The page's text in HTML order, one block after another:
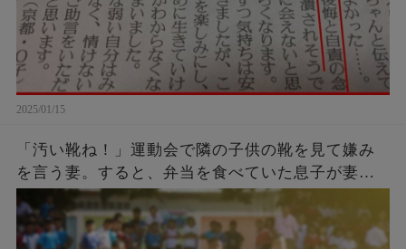
2025/01/15
「汚い靴ね！」運動会で隣の子供の靴を見て嫌み
を言う妻。すると、弁当を食べていた息子が妻に
話した言葉に胸を打たれる